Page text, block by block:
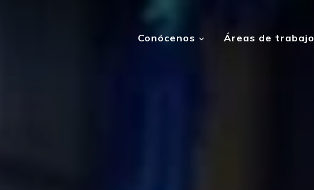
Conócenos Áreas de trabajo